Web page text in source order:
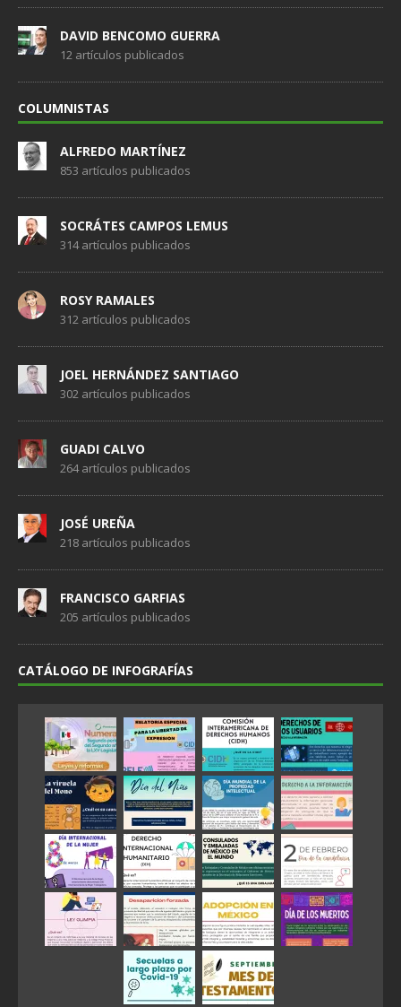
DAVID BENCOMO GUERRA
12 artículos publicados
COLUMNISTAS
ALFREDO MARTÍNEZ
853 artículos publicados
SOCRÁTES CAMPOS LEMUS
314 artículos publicados
ROSY RAMALES
312 artículos publicados
JOEL HERNÁNDEZ SANTIAGO
302 artículos publicados
GUADI CALVO
264 artículos publicados
JOSÉ UREÑA
218 artículos publicados
FRANCISCO GARFIAS
205 artículos publicados
CATÁLOGO DE INFOGRAFÍAS